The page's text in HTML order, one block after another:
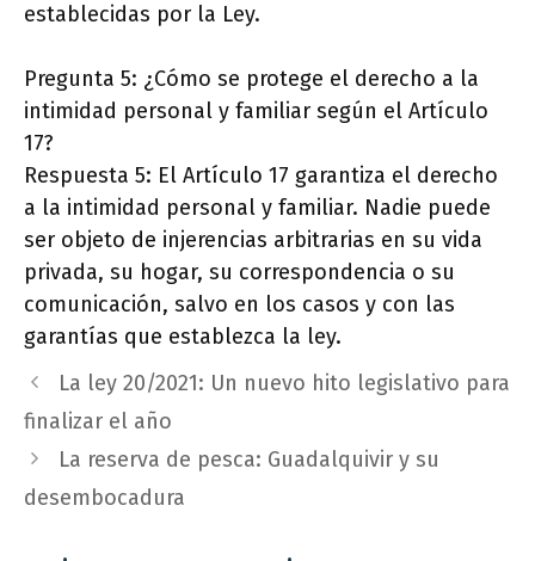
establecidas por la Ley.
Pregunta 5: ¿Cómo se protege el derecho a la
intimidad personal y familiar según el Artículo
17?
Respuesta 5: El Artículo 17 garantiza el derecho
a la intimidad personal y familiar. Nadie puede
ser objeto de injerencias arbitrarias en su vida
privada, su hogar, su correspondencia o su
comunicación, salvo en los casos y con las
garantías que establezca la ley.
La ley 20/2021: Un nuevo hito legislativo para
finalizar el año
La reserva de pesca: Guadalquivir y su
desembocadura